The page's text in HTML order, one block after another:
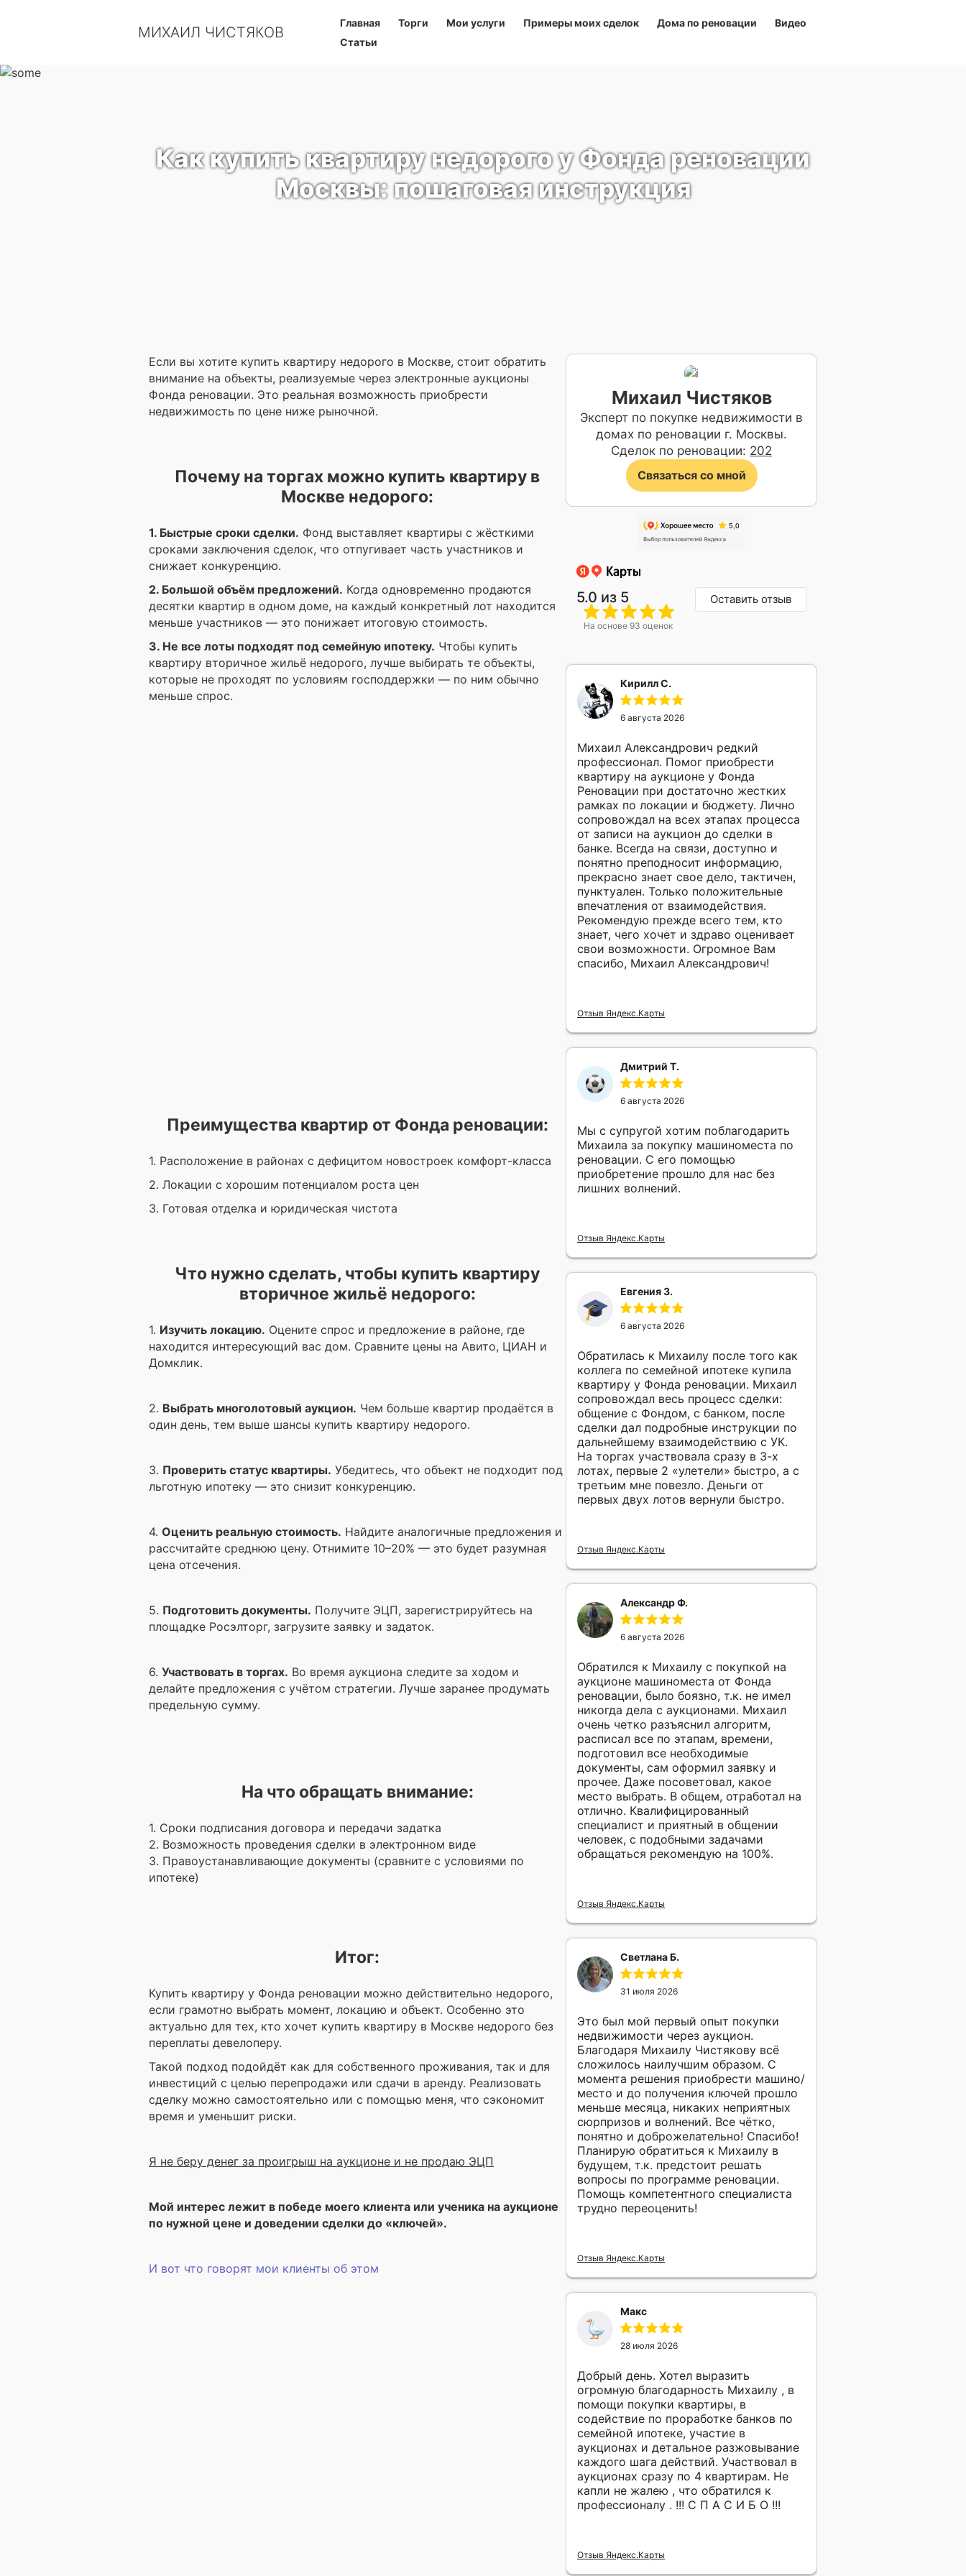
МИХАИЛ ЧИСТЯКОВ
Главная Торги Мои услуги Примеры моих сделок Дома по реновации
Видео
Статьи
Как купить квартиру недорого у Фонда реновации
Москвы: пошаговая инструкция
Если вы хотите купить квартиру недорого в Москве, стоит обратить
внимание на объекты, реализуемые через электронные аукционы
Фонда реновации. Это реальная возможность приобрести
недвижимость по цене ниже рыночной.
Почему на торгах можно купить квартиру в
Москве недорого:
1. Быстрые сроки сделки. Фонд выставляет квартиры с жёсткими
сроками заключения сделок, что отпугивает часть участников и
снижает конкуренцию.
2. Большой объём предложений. Когда одновременно продаются
десятки квартир в одном доме, на каждый конкретный лот находится
меньше участников — это понижает итоговую стоимость.
3. Не все лоты подходят под семейную ипотеку. Чтобы купить
квартиру вторичное жильё недорого, лучше выбирать те объекты,
которые не проходят по условиям господдержки — по ним обычно
меньше спрос.
Преимущества квартир от Фонда реновации:
1. Расположение в районах с дефицитом новостроек комфорт-класса
2. Локации с хорошим потенциалом роста цен
3. Готовая отделка и юридическая чистота
Что нужно сделать, чтобы купить квартиру
вторичное жильё недорого:
1. Изучить локацию. Оцените спрос и предложение в районе, где
находится интересующий вас дом. Сравните цены на Авито, ЦИАН и
Домклик.
2. Выбрать многолотовый аукцион. Чем больше квартир продаётся в
один день, тем выше шансы купить квартиру недорого.
3. Проверить статус квартиры. Убедитесь, что объект не подходит под
льготную ипотеку — это снизит конкуренцию.
4. Оценить реальную стоимость. Найдите аналогичные предложения и
рассчитайте среднюю цену. Отнимите 10–20% — это будет разумная
цена отсечения.
5. Подготовить документы. Получите ЭЦП, зарегистрируйтесь на
площадке Росэлторг, загрузите заявку и задаток.
6. Участвовать в торгах. Во время аукциона следите за ходом и
делайте предложения с учётом стратегии. Лучше заранее продумать
предельную сумму.
На что обращать внимание:
1. Сроки подписания договора и передачи задатка
2. Возможность проведения сделки в электронном виде
3. Правоустанавливающие документы (сравните с условиями по
ипотеке)
Итог:
Купить квартиру у Фонда реновации можно действительно недорого,
если грамотно выбрать момент, локацию и объект. Особенно это
актуально для тех, кто хочет купить квартиру в Москве недорого без
переплаты девелоперу.
Такой подход подойдёт как для собственного проживания, так и для
инвестиций с целью перепродажи или сдачи в аренду. Реализовать
сделку можно самостоятельно или с помощью меня, что сэкономит
время и уменьшит риски.
Я не беру денег за проигрыш на аукционе и не продаю ЭЦП
Мой интерес лежит в победе моего клиента или ученика на аукционе
по нужной цене и доведении сделки до «ключей».
И вот что говорят мои клиенты об этом
Михаил Чистяков
Эксперт по покупке недвижимости в
домах по реновации г. Москвы.
Сделок по реновации: 202
Связаться со мной
5.0 из 5
На основе 93 оценок
Оставить отзыв
Кирилл С.
6 августа 2026
Михаил Александрович редкий
профессионал. Помог приобрести
квартиру на аукционе у Фонда
Реновации при достаточно жестких
рамках по локации и бюджету. Лично
сопровождал на всех этапах процесса
от записи на аукцион до сделки в
банке. Всегда на связи, доступно и
понятно преподносит информацию,
прекрасно знает свое дело, тактичен,
пунктуален. Только положительные
впечатления от взаимодействия.
Рекомендую прежде всего тем, кто
знает, чего хочет и здраво оценивает
свои возможности. Огромное Вам
спасибо, Михаил Александрович!
Отзыв Яндекс.Карты
Дмитрий Т.
6 августа 2026
Мы с супругой хотим поблагодарить
Михаила за покупку машиноместа по
реновации. С его помощью
приобретение прошло для нас без
лишних волнений.
Отзыв Яндекс.Карты
Евгения З.
6 августа 2026
Обратилась к Михаилу после того как
коллега по семейной ипотеке купила
квартиру у Фонда реновации. Михаил
сопровождал весь процесс сделки:
общение с Фондом, с банком, после
сделки дал подробные инструкции по
дальнейшему взаимодействию с УК.
На торгах участвовала сразу в 3-х
лотах, первые 2 «улетели» быстро, а с
третьим мне повезло. Деньги от
первых двух лотов вернули быстро.
Отзыв Яндекс.Карты
Александр Ф.
6 августа 2026
Обратился к Михаилу с покупкой на
аукционе машиноместа от Фонда
реновации, было боязно, т.к. не имел
никогда дела с аукционами. Михаил
очень четко разъяснил алгоритм,
расписал все по этапам, времени,
подготовил все необходимые
документы, сам оформил заявку и
прочее. Даже посоветовал, какое
место выбрать. В общем, отработал на
отлично. Квалифицированный
специалист и приятный в общении
человек, с подобными задачами
обращаться рекомендую на 100%.
Отзыв Яндекс.Карты
Светлана Б.
31 июля 2026
Это был мой первый опыт покупки
недвижимости через аукцион.
Благодаря Михаилу Чистякову всё
сложилось наилучшим образом. С
момента решения приобрести машино/
место и до получения ключей прошло
меньше месяца, никаких неприятных
сюрпризов и волнений. Все чётко,
понятно и доброжелательно! Спасибо!
Планирую обратиться к Михаилу в
будущем, т.к. предстоит решать
вопросы по программе реновации.
Помощь компетентного специалиста
трудно переоценить!
Отзыв Яндекс.Карты
Макс
28 июля 2026
Добрый день. Хотел выразить
огромную благодарность Михаилу , в
помощи покупки квартиры, в
содействие по проработке банков по
семейной ипотеке, участие в
аукционах и детальное разжовывание
каждого шага действий. Участвовал в
аукционах сразу по 4 квартирам. Не
капли не жалею , что обратился к
профессионалу . !!! С П А С И Б О !!!
Отзыв Яндекс.Карты